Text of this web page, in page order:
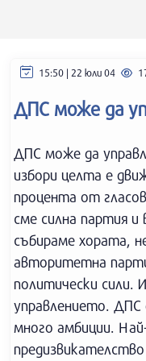
15:50 | 22 юли 04
ДПС може да
ДПС може да
избори целта е
процента от
сме силна партия
събираме хората,
авторитетна
политически сили.
управлението. ДПС
много амбиции.